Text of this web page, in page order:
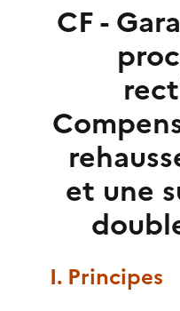
CF -
et une
I. Principes